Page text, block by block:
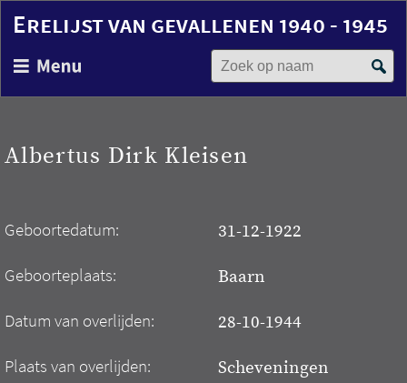
en
gaan
Erelijst van gevallenen 1940 - 1945
Zoek op naam
Albertus Dirk Kleisen
Geboortedatum: 31-12-1922
Geboorteplaats: Baarn
Datum van overlijden: 28-10-1944
Plaats van overlijden: Scheveningen